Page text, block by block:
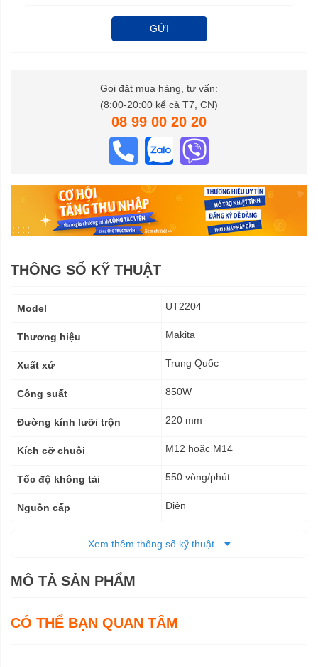
GỬI
Gọi đặt mua hàng, tư vấn:
(8:00-20:00 kể cả T7, CN)
08 99 00 20 20
THÔNG SỐ KỸ THUẬT
kỹ
Model UT2204
Thương hiệu Makita
Xuất xứ Trung Quốc
Công suất 850W
Đường kính lưỡi trộn 220 mm
Kích cỡ chuôi M12 hoặc M14
Tốc độ không tải 550 vòng/phút
Nguồn cấp Điện
Xem thêm thông số kỹ thuật
MÔ TẢ SẢN PHẨM
CÓ THỂ BẠN QUAN TÂM